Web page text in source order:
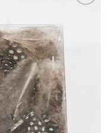
wenslijst